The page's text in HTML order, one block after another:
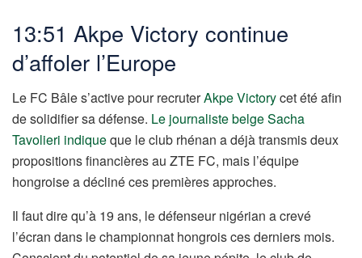
13:51 Akpe Victory continue
d’affoler l’Europe
Le FC Bâle s’active pour recruterAkpe Victorycet été afin
de solidifier sa défense. Le journaliste belge Sacha
Tavolieri indiqueque le club rhénan a déjà transmis deux
propositions financières au ZTE FC, mais l’équipe
hongroise a décliné ces premières approches.
Il faut dire qu’à 19 ans, le défenseur nigérian a crevé
l’écran dans le championnat hongrois ces derniers mois.